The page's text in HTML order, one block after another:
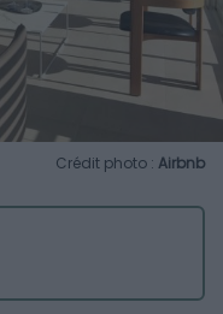
Crédit photo : Airbnb